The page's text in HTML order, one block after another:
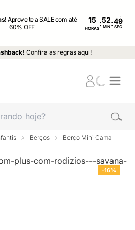
Aproveite a SALE com até
60% OFF
15
HORAS: MIN : SEG
Confira as regras aqui!
Berços Berço Mini Cama
-16%